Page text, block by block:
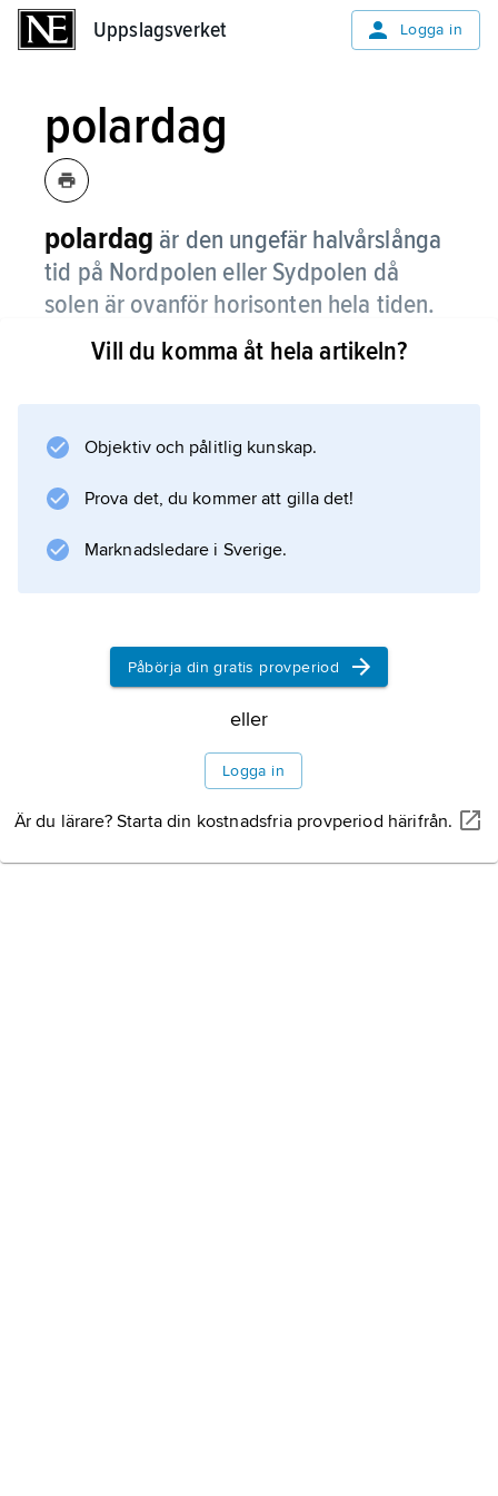
Uppslagsverket Logga in
polardag
polardag är den ungefär halvårslånga
tid på Nordpolen eller Sydpolen då
solen är ovanför horisonten hela tiden.
Med polardag kan man också mena den långa
polcirkeln i söder, alltså den tid då det råder
Vill du komma åt hela artikeln?
Objektiv och pålitlig kunskap.
Prova det, du kommer att gilla det!
Marknadsledare i Sverige.
Påbörja din gratis provperiod
eller
Logga in
Är du lärare? Starta din kostnadsfria provperiod härifrån.